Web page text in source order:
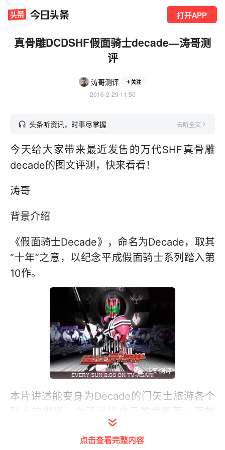
打开APP
真骨雕DCDSHF假面骑士decade—涛哥测
评
涛哥测评 关注
2016-2-29 11:50
头条听资讯，时事尽掌握 去听全文
今天给大家带来最近发售的万代SHF真骨雕
decade的图文评测，快来看看！
涛哥
背景介绍
《假面骑士Decade》，命名为Decade，取其
“十年”之意，以纪念平成假面骑士系列踏入第
10作。
本片讲述能变身为Decade的门矢士旅游各个
行。2009年1月播出。
点击查看完整内容